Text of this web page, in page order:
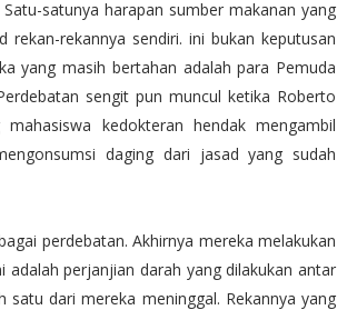
satunya harapan sumber makanan yang
rekan-rekannya sendiri. ini bukan keputusan
yang masih bertahan adalah para Pemuda
sengit pun muncul ketika Roberto
mahasiswa kedokteran hendak mengambil
daging dari jasad yang sudah
perdebatan. Akhirnya mereka melakukan
adalah perjanjian darah yang dilakukan antar
satu dari mereka meninggal. Rekannya yang